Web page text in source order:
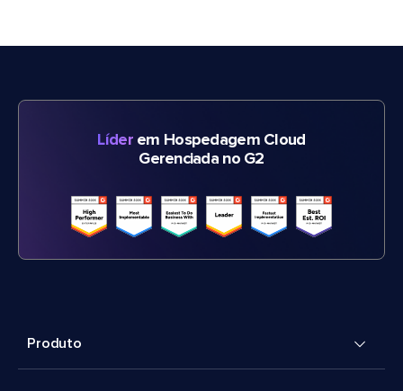
Líderem Hospedagem Cloud
Gerenciada no G2
Produto